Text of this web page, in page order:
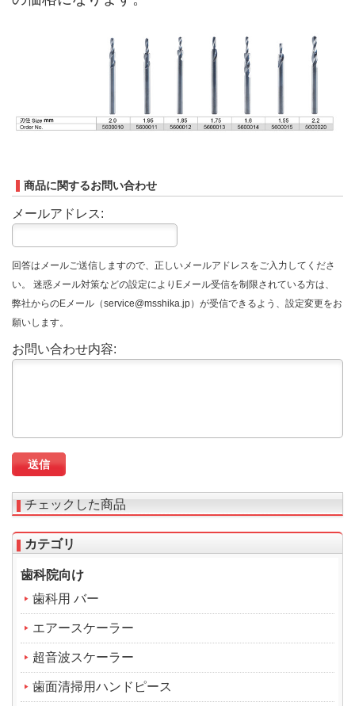
商品に関するお問い合わせ
メールアドレス:
回答はメールご送信しますので、正しいメールアドレスをご入力してくださ
い。 迷惑メール対策などの設定によりEメール受信を制限されている方は、
弊社からのEメール（service@msshika.jp）が受信できるよう、設定変更をお
願いします。
お問い合わせ内容:
チェックした商品
カテゴリ
歯科院向け
歯科用 バー
エアースケーラー
超音波スケーラー
歯面清掃用ハンドピース